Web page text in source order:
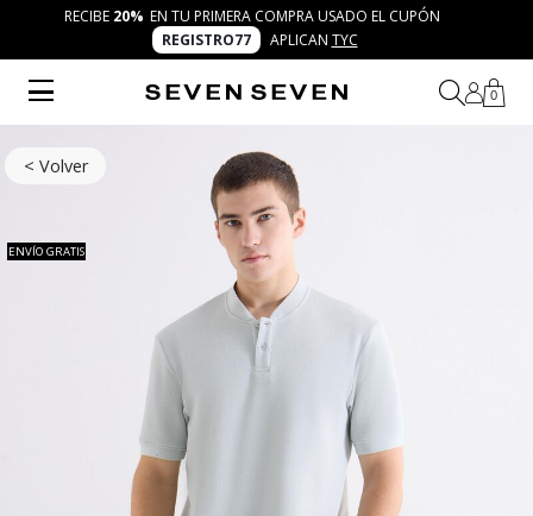
RECIBE 20% EN TU PRIMERA COMPRA USADO EL CUPÓN
REGISTRO77
APLICAN TYC
0
< Volver
ENVÍO GRATIS